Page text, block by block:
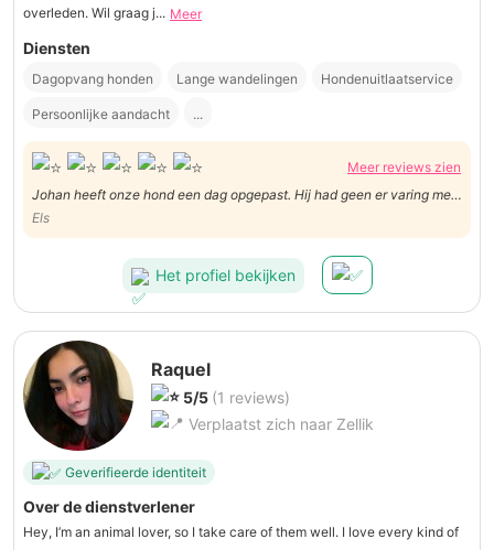
overleden. Wil graag j... Meer
Diensten
Dagopvang honden Lange wandelingen Hondenuitlaatservice
Persoonlijke aandacht ...
Meer reviews zien
Johan heeft onze hond een dag opgepast. Hij had geen er varing met
windhonden, maar heeft dit uitstekend gedaan. Voor herhaling
vatbaar.
Els
Het profiel bekijken
Raquel
5/5 (1 reviews)
Verplaatst zich naar Zellik
Geverifieerde identiteit
Over de dienstverlener
Hey, I’m an animal lover, so I take care of them well. I love every kind of